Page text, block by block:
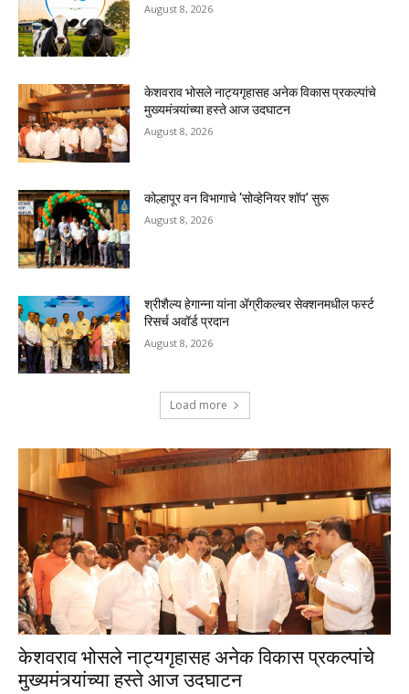
August 8, 2026
केशवराव भोसले नाट्यगृहासह अनेक विकास प्रकल्पांचे
मुख्यमंत्र्यांच्या हस्ते आज उदघाटन
August 8, 2026
कोल्हापूर वन विभागाचे ‘सोव्हेनियर शॉप’ सुरू
August 8, 2026
श्रीशैल्य हेगान्ना यांना ॲग्रीकल्चर सेक्शनमधील फर्स्ट
रिसर्च अवॉर्ड प्रदान
August 8, 2026
Load more
केशवराव भोसले नाट्यगृहासह अनेक विकास प्रकल्पांचे
मुख्यमंत्र्यांच्या हस्ते आज उदघाटन